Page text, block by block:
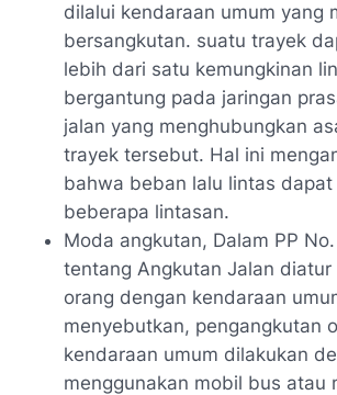
dilalui kendaraan umum yang
bersangkutan. suatu trayek
lebih dari satu kemungkinan
bergantung pada jaringan
jalan yang menghubungkan
trayek tersebut. Hal ini
bahwa beban lalu lintas
beberapa lintasan.
Moda angkutan, Dalam PP
tentang Angkutan Jalan diatur
orang dengan kendaraan
menyebutkan, pengangkutan
kendaraan umum dilakukan
menggunakan mobil bus atau